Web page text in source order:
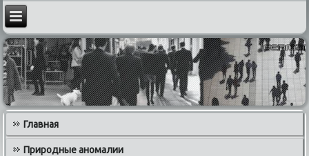
Главная
Природные аномалии